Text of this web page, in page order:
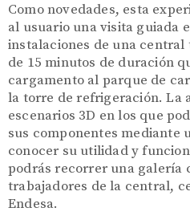
Como novedades, esta
al usuario una visita guiada
instalaciones de una
de 15 minutos de duración
cargamento al parque de
la torre de refrigeración. La
escenarios 3D en los que
sus componentes mediante
conocer su utilidad y
podrás recorrer una galería
trabajadores de la central,
Endesa.